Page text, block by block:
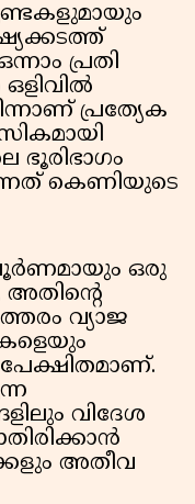
പ്രതി
പ്രത്യേക
ഭൂരിഭാഗം
കെണിയുടെ
ഒരു
അതിന്റെ
വ്യാജ
വിദേശ
അതീവ